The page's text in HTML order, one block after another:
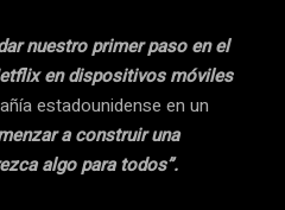
nuestro primer paso en el
en dispositivos móviles
estadounidense en un
a construir una
algo para todos”.